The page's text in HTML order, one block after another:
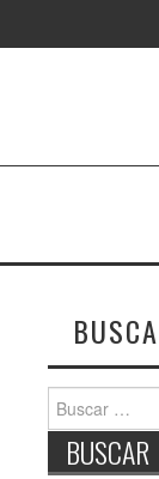
Buscar: